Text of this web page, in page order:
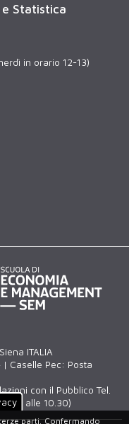
Statistica
in orario 12-13)
ITALIA
Caselle Pec: Posta
con il Pubblico Tel.
alle 10.30)
parti. Confermando